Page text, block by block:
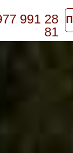
991 28
81